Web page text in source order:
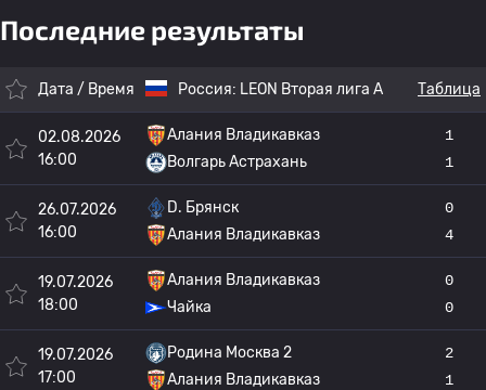
Последние результаты
Дата / Время Россия: LEON Вторая лига А Таблица
02.08.2026
16:00
Алания Владикавказ
Волгарь Астрахань
1
1
26.07.2026
16:00
D. Брянск
Алания Владикавказ
0
4
19.07.2026
18:00
Алания Владикавказ
Чайка
0
0
19.07.2026
17:00
Родина Москва 2
Алания Владикавказ
2
1